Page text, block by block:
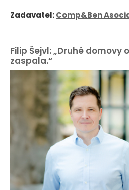
Zadavatel:Comp&Ben
Filip Šejvl: „Druhé
zaspala.“